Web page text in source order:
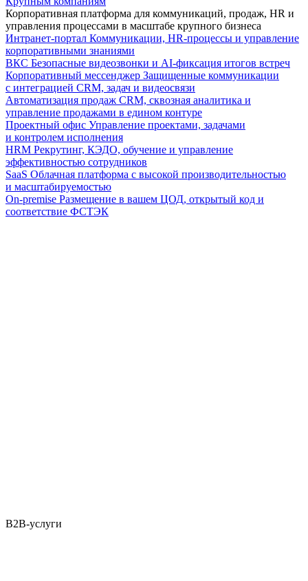
Корпоративная платформа для коммуникаций, продаж, HR и
управления процессами в масштабе крупного бизнеса
Интранет-портал Коммуникации, HR-процессы и управление
корпоративными знаниями
ВКС Безопасные видеозвонки и AI-фиксация итогов встреч
Корпоративный мессенджер Защищенные коммуникации
с интеграцией CRM, задач и видеосвязи
Автоматизация продаж CRM, сквозная аналитика и
управление продажами в едином контуре
Проектный офис Управление проектами, задачами
и контролем исполнения
HRM Рекрутинг, КЭДО, обучение и управление
эффективностью сотрудников
SaaS Облачная платформа с высокой производительностью
и масштабируемостью
On-premise Размещение в вашем ЦОД, открытый код и
соответствие ФСТЭК
B2B-услуги